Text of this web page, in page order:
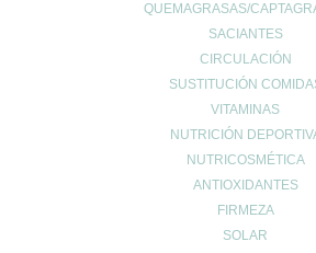
QUEMAGRASAS/
SACIANTES
CIRCULACIÓN
SUSTITUCIÓN
VITAMINAS
NUTRICIÓN
NUTRICOSMÉTICA
ANTIOXIDANTES
FIRMEZA
SOLAR
HORARIO
De Lunes a Viernes
y de 16:30h a 20:30h
Sábados de 9:00h a 13:30h
MI ESPACIO